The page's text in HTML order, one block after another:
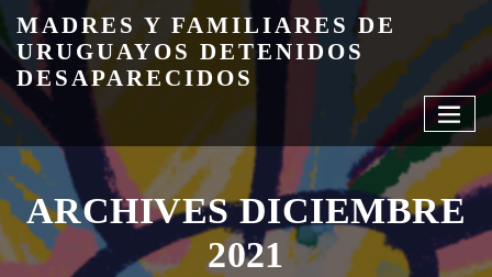
Skip
to
content
MADRES Y FAMILIARES DE
URUGUAYOS DETENIDOS
DESAPARECIDOS
ARCHIVES DICIEMBRE
2021